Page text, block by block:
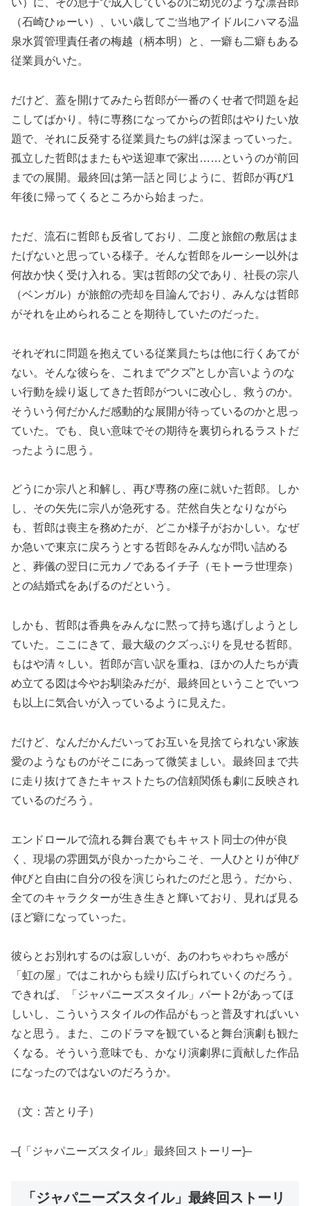
い）に、その息子で成人しているのに幼児のような凛吾郎
（石崎ひゅーい）、いい歳してご当地アイドルにハマる温
泉水質管理責任者の梅越（柄本明）と、一癖も二癖もある
従業員がいた。
だけど、蓋を開けてみたら哲郎が一番のくせ者で問題を起
こしてばかり。特に専務になってからの哲郎はやりたい放
題で、それに反発する従業員たちの絆は深まっていった。
孤立した哲郎はまたもや送迎車で家出……というのが前回
までの展開。最終回は第一話と同じように、哲郎が再び1
年後に帰ってくるところから始まった。
ただ、流石に哲郎も反省しており、二度と旅館の敷居はま
たげないと思っている様子。そんな哲郎をルーシー以外は
何故か快く受け入れる。実は哲郎の父であり、社長の宗八
（ベンガル）が旅館の売却を目論んでおり、みんなは哲郎
がそれを止められることを期待していたのだった。
それぞれに問題を抱えている従業員たちは他に行くあてが
ない。そんな彼らを、これまで“クズ”としか言いようのな
い行動を繰り返してきた哲郎がついに改心し、救うのか。
そういう何だかんだ感動的な展開が待っているのかと思っ
ていた。でも、良い意味でその期待を裏切られるラストだ
ったように思う。
どうにか宗八と和解し、再び専務の座に就いた哲郎。しか
し、その矢先に宗八が急死する。茫然自失となりながら
も、哲郎は喪主を務めたが、どこか様子がおかしい。なぜ
か急いで東京に戻ろうとする哲郎をみんなが問い詰める
と、葬儀の翌日に元カノであるイチ子（モトーラ世理奈）
との結婚式をあげるのだという。
しかも、哲郎は香典をみんなに黙って持ち逃げしようとし
ていた。ここにきて、最大級のクズっぷりを見せる哲郎。
もはや清々しい。哲郎が言い訳を重ね、ほかの人たちが責
め立てる図は今やお馴染みだが、最終回ということでいつ
も以上に気合いが入っているように見えた。
だけど、なんだかんだいってお互いを見捨てられない家族
愛のようなものがそこにあって微笑ましい。最終回まで共
に走り抜けてきたキャストたちの信頼関係も劇に反映され
ているのだろう。
エンドロールで流れる舞台裏でもキャスト同士の仲が良
く、現場の雰囲気が良かったからこそ、一人ひとりが伸び
伸びと自由に自分の役を演じられたのだと思う。だから、
全てのキャラクターが生き生きと輝いており、見れば見る
ほど癖になっていった。
彼らとお別れするのは寂しいが、あのわちゃわちゃ感が
「虹の屋」ではこれからも繰り広げられていくのだろう。
できれば、「ジャパニーズスタイル」パート2があってほ
しいし、こういうスタイルの作品がもっと普及すればいい
なと思う。また、このドラマを観ていると舞台演劇も観た
くなる。そういう意味でも、かなり演劇界に貢献した作品
になったのではないのだろうか。
（文：苫とり子）
–{「ジャパニーズスタイル」最終回ストーリー}–
「ジャパニーズスタイル」最終回ストーリ